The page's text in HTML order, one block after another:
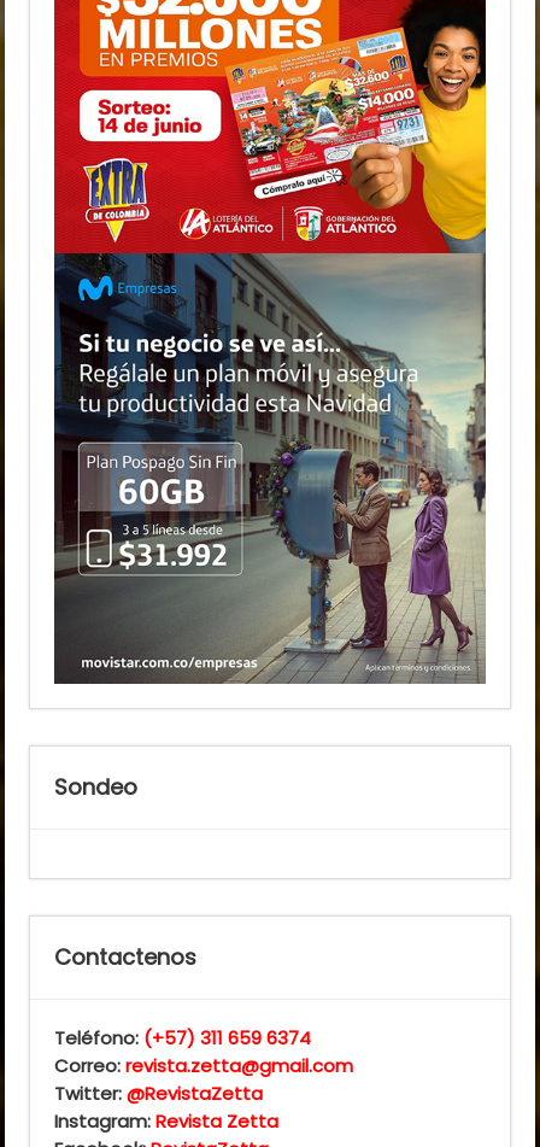
Sondeo
Contactenos
Teléfono: (+57) 311 659 6374
Correo:revista.zetta@gmail.com
Twitter:@RevistaZetta
Instagram:Revista Zetta